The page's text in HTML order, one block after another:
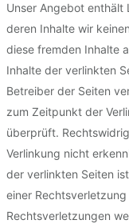
Unser Angebot enthält
deren Inhalte wir
diese fremden Inhalte
Inhalte der verlinkten
Betreiber der Seiten
zum Zeitpunkt der
überprüft.
Verlinkung nicht
der verlinkten Seiten
einer
Rechtsverletzungen